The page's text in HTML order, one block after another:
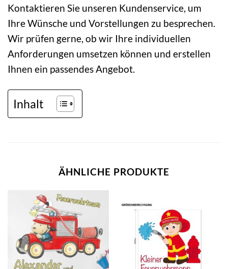
Kontaktieren Sie unseren Kundenservice, um
Ihre Wünsche und Vorstellungen zu besprechen.
Wir prüfen gerne, ob wir Ihre individuellen
Anforderungen umsetzen können und erstellen
Ihnen ein passendes Angebot.
Inhalt
ÄHNLICHE PRODUKTE